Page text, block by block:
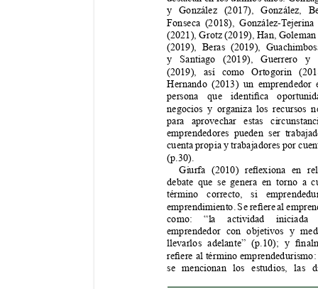
y González (2017), González,
Fonseca (2018), González-T
(2021), Grotz (2019), Han,
(2019), Beras (2019),
y Santiago (2019), Guerrero y
(2019), así como Ortogorin
Hernando (2013) un
persona que identica
negocios y organiza los recursos
para aprovechar estas
emprendedores pueden ser
cuenta propia y trabajadores por
(p.30).
Giurfa (2010) reexiona en
debate que se genera en torno a
término correcto, si
emprendimiento. Se reere al
como: “la actividad
emprendedor con objetivos y
llevarlos adelante” (p.10); y
reere al término
se mencionan los estudios, las